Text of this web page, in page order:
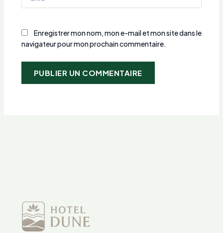
Enregistrer mon nom, mon e-mail et mon site dans le
navigateur pour mon prochain commentaire.